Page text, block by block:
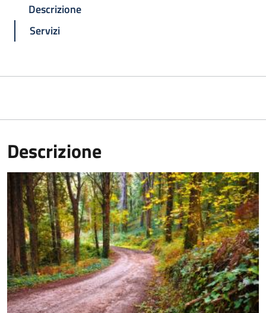
Descrizione
Servizi
Descrizione